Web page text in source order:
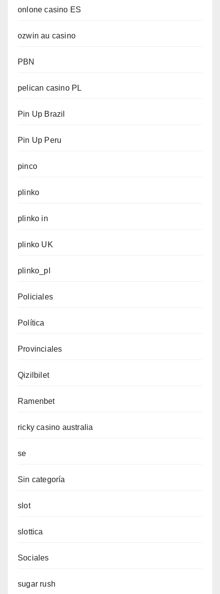
onlone casino ES
ozwin au casino
PBN
pelican casino PL
Pin Up Brazil
Pin Up Peru
pinco
plinko
plinko in
plinko UK
plinko_pl
Policiales
Política
Provinciales
Qizilbilet
Ramenbet
ricky casino australia
se
Sin categoría
slot
slottica
Sociales
sugar rush